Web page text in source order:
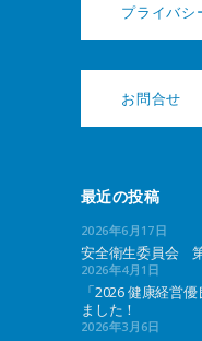
プライバシ
お問合せ
最近の投稿
2026年6月17日
安全衛生委員会
2026年4月1日
「2026 健康経営
ました！
2026年3月6日